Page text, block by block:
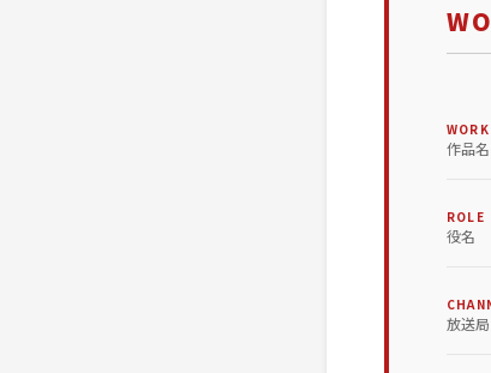
WORK
作品名
ROLE
役名
放送